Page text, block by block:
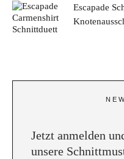
Escapade
Jetzt anmelden
unsere